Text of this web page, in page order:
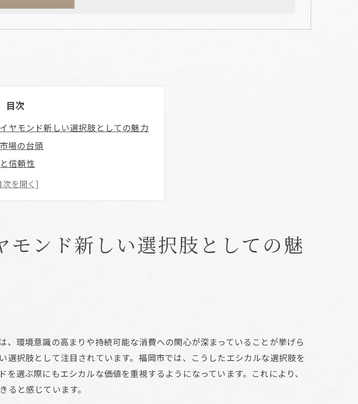
目次
ヤモンド新しい選択肢としての魅力
場の台頭
信頼性
何か？
ての価値
岡市の本物のダイヤモンド事情
取り組み
ト
は？福岡市での認識とその価値
ンドの本物性
ンド新しい選択肢としての魅
環境意識の高まりや持続可能な消費への関心が深まっていることが挙げら
択肢として注目されています。福岡市では、こうしたエシカルな選択肢を
選ぶ際にもエシカルな価値を重視するようになっています。これにより、
と感じています。